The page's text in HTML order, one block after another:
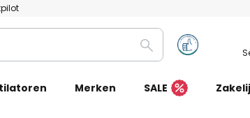
Zoeken
Merken SALE